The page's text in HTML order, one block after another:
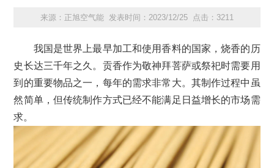
来源：正旭空气能 发表时间：2023/12/25 点击：3211
我国是世界上最早加工和使用香料的国家，烧香的历
史长达三千年之久。贡香作为敬神拜菩萨或祭祀时需要用
到的重要物品之一，每年的需求非常大。其制作过程中虽
然简单，但传统制作方式已经不能满足日益增长的市场需
求。